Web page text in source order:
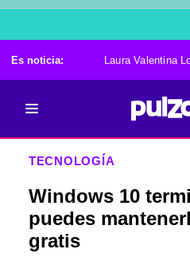
Es noticia: Laura Valentina
TECNOLOGÍA
Windows 10
puedes
gratis